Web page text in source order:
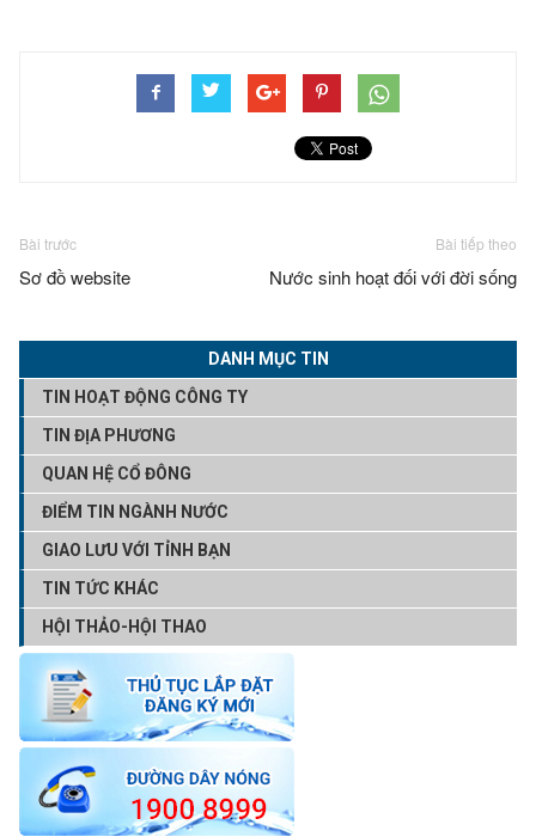
Bài trước
Sơ đồ website
Bài tiếp theo
Nước sinh hoạt đối với đời sống
DANH MỤC TIN
TIN HOẠT ĐỘNG CÔNG TY
TIN ĐỊA PHƯƠNG
QUAN HỆ CỔ ĐÔNG
ĐIỂM TIN NGÀNH NƯỚC
GIAO LƯU VỚI TỈNH BẠN
TIN TỨC KHÁC
HỘI THẢO-HỘI THAO